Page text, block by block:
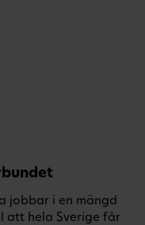
jobbar i en mängd
att hela Sverige får